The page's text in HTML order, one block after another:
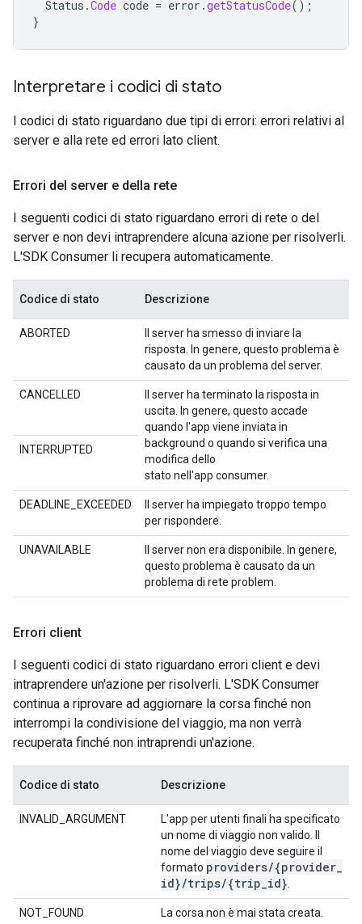
Status .Code code = error .getStatusCode();
}
Interpretare i codici di stato
I codici di stato riguardano due tipi di errori: errori relativi al
server e alla rete ed errori lato client.
Errori del server e della rete
I seguenti codici di stato riguardano errori di rete o del
server e non devi intraprendere alcuna azione per risolverli.
L'SDK Consumer li recupera automaticamente.
Codice di stato Descrizione
ABORTED
Il server ha smesso di inviare la
risposta. In genere, questo problema è
causato da un problema del server.
CANCELLED
Il server ha terminato la risposta in
uscita. In genere, questo accade
quando l'app viene inviata in
background o quando si verifica una
modifica dello
stato nell'app consumer.
INTERRUPTED
DEADLINE_EXCEEDED
Il server ha impiegato troppo tempo
per rispondere.
UNAVAILABLE
Il server non era disponibile. In genere,
questo problema è causato da un
problema di rete problem.
Errori client
I seguenti codici di stato riguardano errori client e devi
intraprendere un'azione per risolverli. L'SDK Consumer
continua a riprovare ad aggiornare la corsa finché non
interrompi la condivisione del viaggio, ma non verrà
recuperata finché non intraprendi un'azione.
Codice di stato Descrizione
INVALID_ARGUMENT
L'app per utenti finali ha specificato
un nome di viaggio non valido. Il
nome del viaggio deve seguire il
formato providers/{provider
id}/trips/{trip id}
NOT_FOUND La corsa non è mai stata creata.